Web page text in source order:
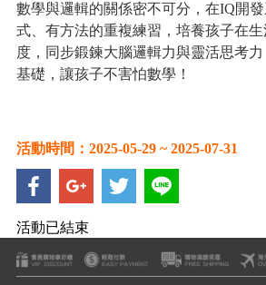
數學與邏輯的關係密不可分，在IQ開
式、有方法的重複練習，培養孩子在
度，同步鍛鍊大腦邏輯力與靈活思考
基礎，讓孩子不害怕數學！
活動時間：2025-05-29 ~ 2025-07-31
活動已結束